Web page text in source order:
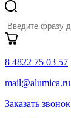
8 4822 75 03 57
mail@alumica.ru
Заказать звонок